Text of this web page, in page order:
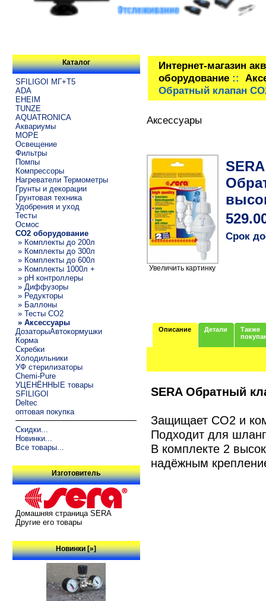
Каталог
SFILIGOI МГ+Т5
ADA
EHEIM
TUNZE
AQUATRONICA
Аквариумы
МОРЕ
Освещение
Фильтры
Помпы
Компрессоры
Нагреватели Термометры
Грунты и декорации
Грунтовая техника
Удобрения и уход
Тесты
Осмос
CO2 оборудование
» Комплекты до 200л
» Комплекты до 300л
» Комплекты до 600л
» Комплекты 1000л +
» pH контроллеры
» Диффузоры
» Редукторы
» Баллоны
» Тесты CO2
» Аксессуары
ДозаторыАвтокормушки
Корма
Скребки
Холодильники
УФ стерилизаторы
Chemi-Pure
УЦЕНЁННЫЕ товары
SFILIGOI
Deltec
оптовая покупка
Скидки...
Новинки...
Все товары...
Изготовитель
Домашняя страница SERA
Другие его товары
Новинки [»]
Интернет-магазин
оборудование::
Обратный клапан
Аксессуары
Увеличить картинку
Срок
Описание Детали
Также
SERA Обратный
Защищает СО2 и
Подходит для
В комплекте 2
надёжным